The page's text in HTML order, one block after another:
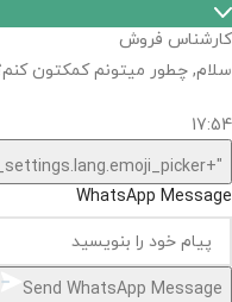
کارشناس فروش
سلام, چطور میتونم کمکتون
17:54
"+chaty_settings.lang.emoji_picker+"
WhatsApp Message
Send WhatsApp Message